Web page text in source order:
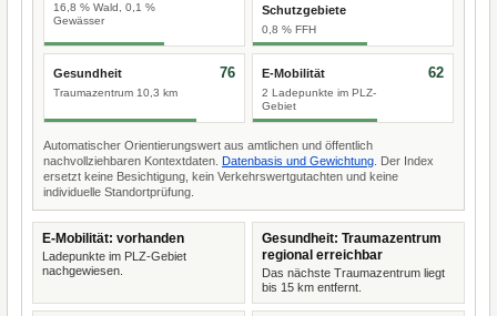
16,8 % Wald, 0,1 %
Gewässer
Schutzgebiete
0,8 % FFH
Gesundheit
Traumazentrum 10,3 km
76 E-Mobilität
2 Ladepunkte im PLZ-
Gebiet
62
Automatischer Orientierungswert aus amtlichen und öffentlich
nachvollziehbaren Kontextdaten. Datenbasis und Gewichtung . Der Index
ersetzt keine Besichtigung, kein Verkehrswertgutachten und keine
individuelle Standortprüfung.
E-Mobilität: vorhanden
Ladepunkte im PLZ-Gebiet
nachgewiesen.
Gesundheit: Traumazentrum
regional erreichbar
Das nächste Traumazentrum liegt
bis 15 km entfernt.